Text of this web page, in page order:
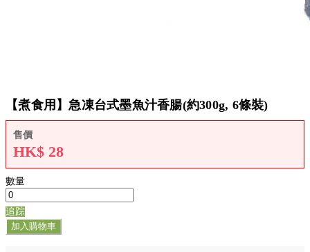
【煮食用】急凍台式墨魚汁香腸(約300g, 6條裝)
售價
HK$ 28
數量
追踪
加入購物車